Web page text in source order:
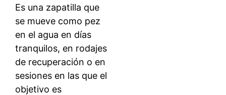
Es una zapatilla que
se mueve como pez
en el agua en días
tranquilos, en rodajes
de recuperación o en
sesiones en las que el
objetivo es